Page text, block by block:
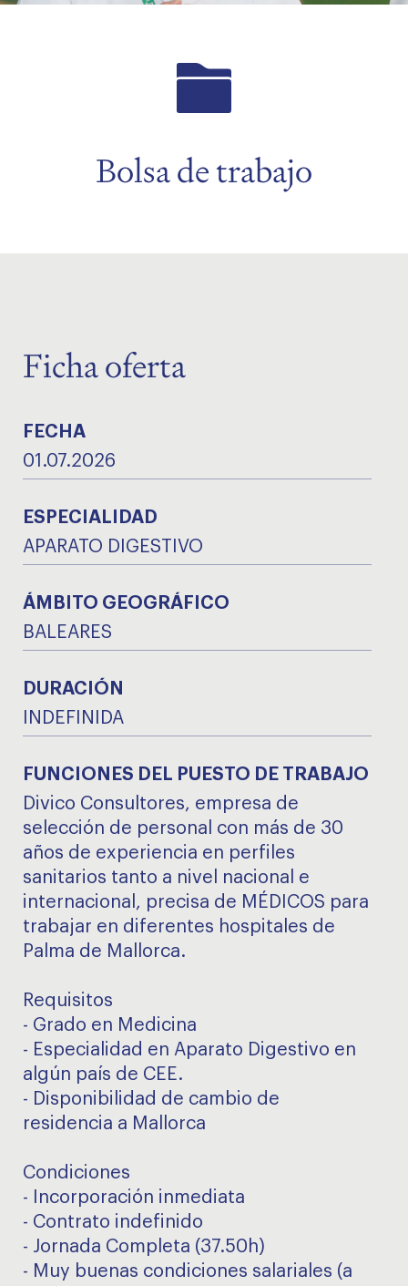
Bolsa de trabajo
Ficha oferta
FECHA
01.07.2026
ESPECIALIDAD
APARATO DIGESTIVO
ÁMBITO GEOGRÁFICO
BALEARES
DURACIÓN
INDEFINIDA
FUNCIONES DEL PUESTO DE TRABAJO
Divico Consultores, empresa de
selección de personal con más de 30
años de experiencia en perfiles
sanitarios tanto a nivel nacional e
internacional, precisa de MÉDICOS para
trabajar en diferentes hospitales de
Palma de Mallorca.
Requisitos
- Grado en Medicina
- Especialidad en Aparato Digestivo en
algún país de CEE.
- Disponibilidad de cambio de
residencia a Mallorca
Condiciones
- Incorporación inmediata
- Contrato indefinido
- Jornada Completa (37.50h)
- Muy buenas condiciones salariales (a